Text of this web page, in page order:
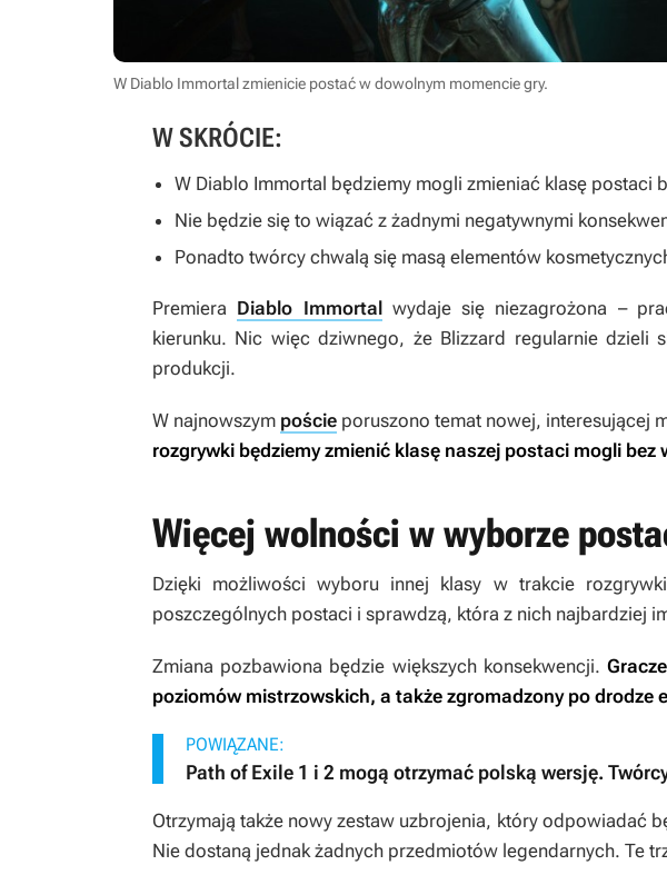
W Diablo Immortal zmienicie postać w dowolnym momencie gry.
W SKRÓCIE:
W Diablo Immortal będziemy mogli zmieniać klasę postaci
Nie będzie się to wiązać z żadnymi negatywnymi
Ponadto twórcy chwalą się masą elementów
Premiera Diablo Immortal wydaje się niezagrożona –
kierunku. Nic więc dziwnego, że Blizzard regularnie dzieli
produkcji.
W najnowszym poście poruszono temat nowej, interesującej
rozgrywki będziemy zmienić klasę naszej postaci mogli bez
Więcej wolności w wyborze
Dzięki możliwości wyboru innej klasy w trakcie
poszczególnych postaci i sprawdzą, która z nich najbardziej
Zmiana pozbawiona będzie większych konsekwencji.
poziomów mistrzowskich, a także zgromadzony po drodze
POWIĄZANE:
Path of Exile 1 i 2 mogą otrzymać polską wersję.
Otrzymają także nowy zestaw uzbrojenia, który odpowiadać
Nie dostaną jednak żadnych przedmiotów legendarnych. Te